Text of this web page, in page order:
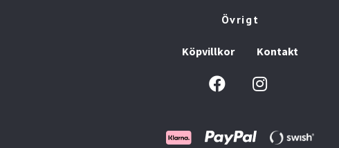
Övrigt
Köpvillkor Kontakt